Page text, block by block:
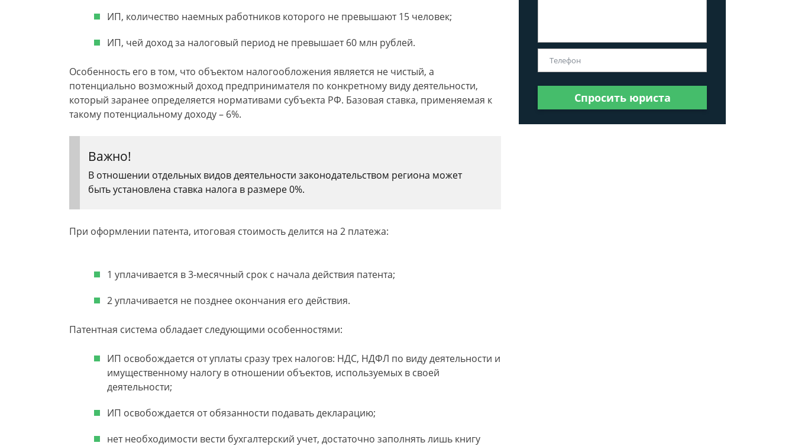
ИП, количество наемных работников которого не превышают 15 человек;
ИП, чей доход за налоговый период не превышает 60 млн рублей.
Особенность его в том, что объектом налогообложения является не чистый, а
потенциально возможный доход предпринимателя по конкретному виду деятельности,
который заранее определяется нормативами субъекта РФ. Базовая ставка, применяемая к
такому потенциальному доходу – 6%.
Важно!
В отношении отдельных видов деятельности законодательством региона может
быть установлена ставка налога в размере 0%.
При оформлении патента, итоговая стоимость делится на 2 платежа:
1 уплачивается в 3-месячный срок с начала действия патента;
2 уплачивается не позднее окончания его действия.
Патентная система обладает следующими особенностями:
ИП освобождается от уплаты сразу трех налогов: НДС, НДФЛ по виду деятельности и
имущественному налогу в отношении объектов, используемых в своей
деятельности;
ИП освобождается от обязанности подавать декларацию;
нет необходимости вести бухгалтерский учет, достаточно заполнять лишь книгу
Спросить юриста